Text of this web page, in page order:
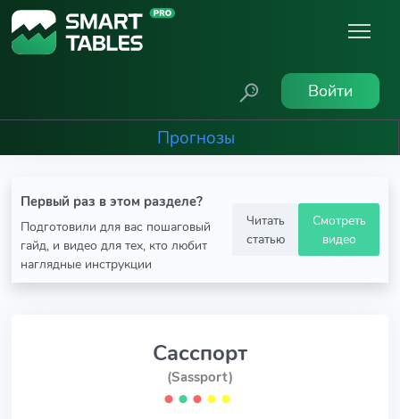
Войти
Прогнозы
Первый раз в этом разделе?
Подготовили для вас пошаговый
гайд, и видео для тех, кто любит
наглядные инструкции
Читать
статью
Смотреть
видео
Сасспорт
(Sassport)
⬤ ⬤ ⬤ ⬤ ⬤